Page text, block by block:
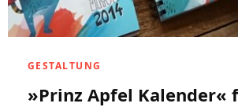
GESTALTUNG
»Prinz Apfel Kalender«